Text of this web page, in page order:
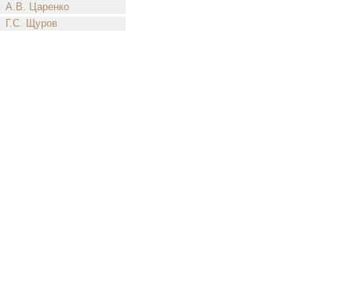
А.В. Царенко
Г.С. Щуров